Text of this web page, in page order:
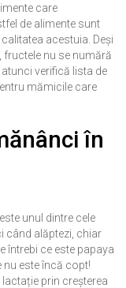
care
de alimente sunt
acestuia. Deși
fructele nu se numără
verifică lista de
mămicile care
în
unul dintre cele
când alăptezi, chiar
întrebi ce este papaya
nu este încă copt!
prin creșterea